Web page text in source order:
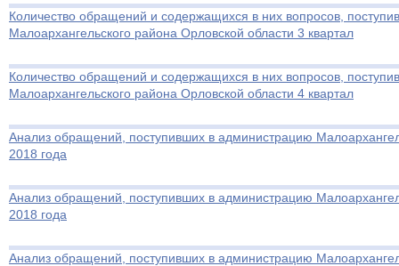
Количество обращений и содержащихся в них вопросов,
Малоархангельского района Орловской области 3 квартал
Количество обращений и содержащихся в них вопросов,
Малоархангельского района Орловской области 4 квартал
Анализ обращений, поступивших в администрацию
2018 года
Анализ обращений, поступивших в администрацию
2018 года
Анализ обращений, поступивших в администрацию